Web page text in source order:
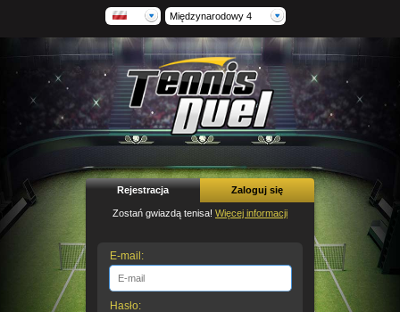
Międzynarodowy 4
Rejestracja Zaloguj się
Zostań gwiazdą tenisa! Więcej informacji
E-mail:
Hasło: